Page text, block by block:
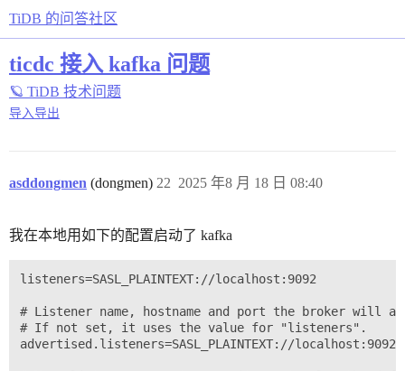
TiDB 的问答社区
ticdc 接入 kafka 问题
🪐 TiDB 技术问题
导入导出
asddongmen (dongmen) 2025 年8 月 18 日 08:40
22
我在本地用如下的配置启动了 kafka
listeners=SASL_PLAINTEXT://localhost:9092
# Listener name, hostname and port the broker will
# If not set, it uses the value for "listeners".
advertised.listeners=SASL_PLAINTEXT://localhost:9092